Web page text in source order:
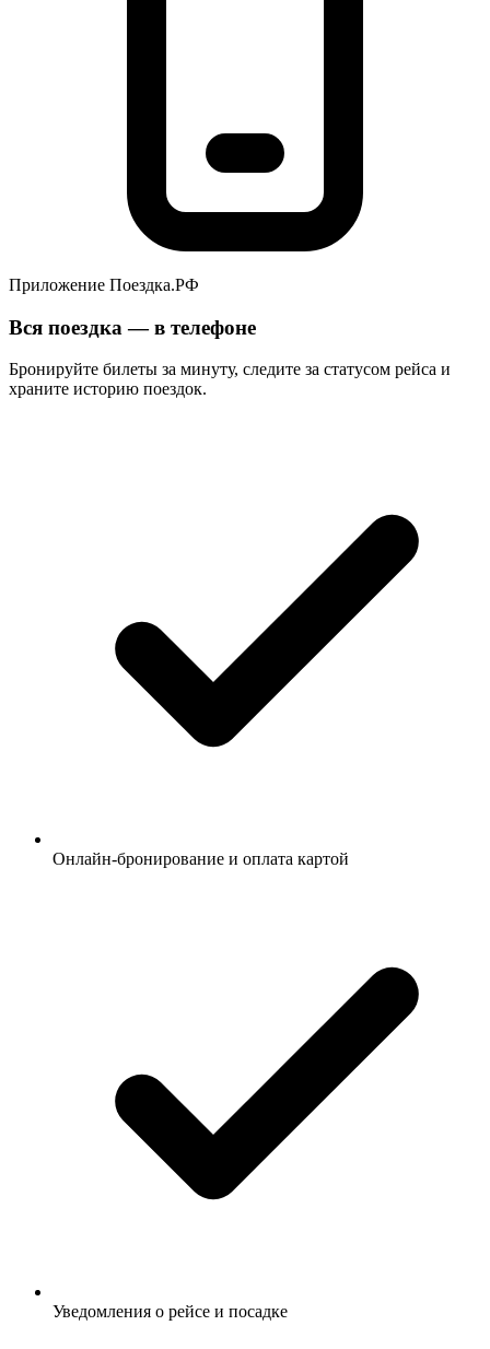
Приложение Поездка.РФ
Вся поездка — в телефоне
Бронируйте билеты за минуту, следите за статусом рейса и
храните историю поездок.
Онлайн-бронирование и оплата картой
Уведомления о рейсе и посадке